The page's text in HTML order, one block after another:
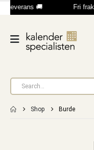
leverans 🚚 Fri
Shop Burde